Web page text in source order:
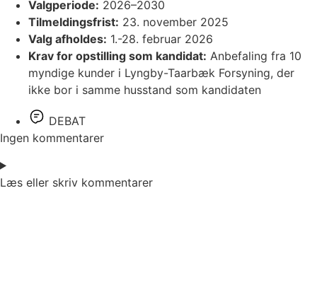
Valgperiode: 2026–2030
Tilmeldingsfrist: 23. november 2025
Valg afholdes: 1.-28. februar 2026
Krav for opstilling som kandidat: Anbefaling fra 10
myndige kunder i Lyngby-Taarbæk Forsyning, der
ikke bor i samme husstand som kandidaten
DEBAT
Ingen kommentarer
Læs eller skriv kommentarer